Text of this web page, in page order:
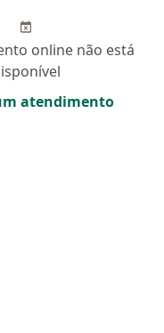
online não está
atendimento